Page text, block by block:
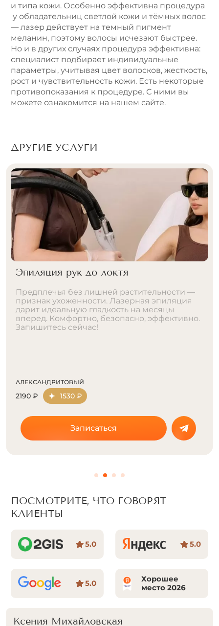
и типа кожи. Особенно эффективна процедура
у обладательниц светлой кожи и тёмных волос
— лазер действует на темный пигмент
меланин, поэтому волосы исчезают быстрее.
Но и в других случаях процедура эффективна:
специалист подбирает индивидуальные
параметры, учитывая цвет волосков, жесткость,
рост и чувствительность кожи. Есть некоторые
противопоказания к процедуре. С ними вы
можете ознакомится на нашем сайте.
ДРУГИЕ УСЛУГИ
Лазерная эпиляция рук
Полная гладкость рук от плеч до пальцев.
Лазер удаляет волосы навсегда — никакой
щетины, врастаний и раздражения.
Шёлковая кожа 24/7. Экономьте часы на
бритье и носите любую одежду. Запишитесь
ДИОДНЫЙ
1690 ₽ 1180 ₽
Записаться
ПОСМОТРИТЕ, ЧТО ГОВОРЯТ
КЛИЕНТЫ
5.0 5.0
5.0
Хорошее
место 2026
Зарина У.